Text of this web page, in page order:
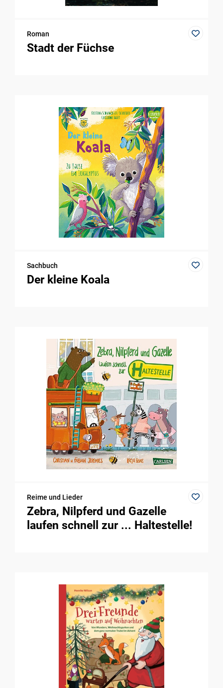
Roman
Stadt der Füchse
Sachbuch
Der kleine Koala
Reime und Lieder
Zebra, Nilpferd und Gazelle
laufen schnell zur ... Haltestelle!